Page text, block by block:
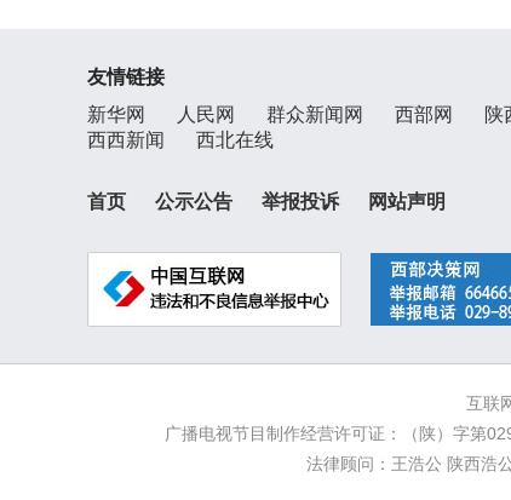
友情链接
新华网
人民网 群众新闻网 西部网 陕
西西新闻
西北在线
首页 公示公告 举报投诉 网站声明
互联
广播电视节目制作经营许可证：（陕）字
法律顾问：王浩公 陕西